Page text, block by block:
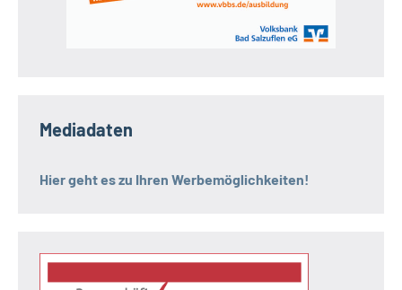
Mediadaten
Hier geht es zu Ihren Werbemöglichkeiten!